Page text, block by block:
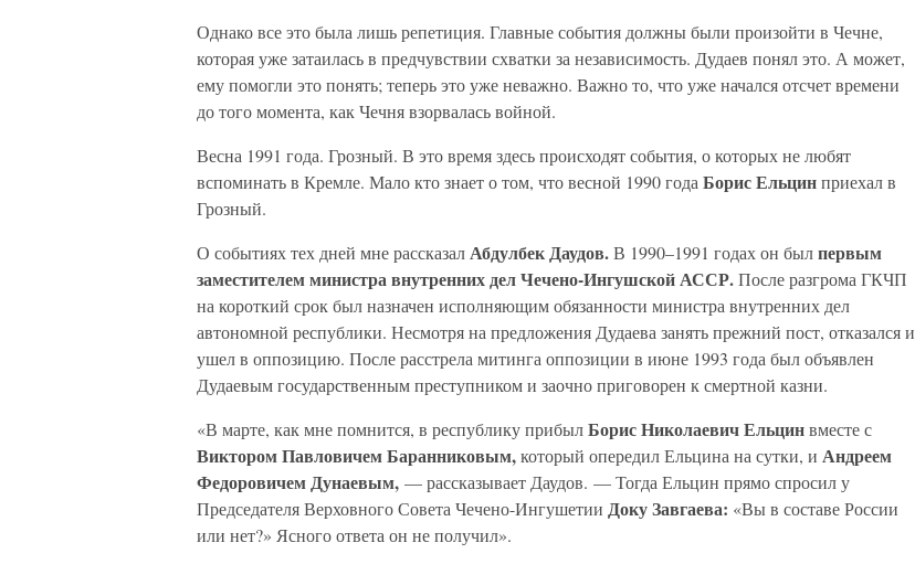
Однако все это была лишь репетиция. Главные события должны были произойти в Чечне,
которая уже затаилась в предчувствии схватки за независимость. Дудаев понял это. А может,
ему помогли это понять; теперь это уже неважно. Важно то, что уже начался отсчет времени
до того момента, как Чечня взорвалась войной.
Весна 1991 года. Грозный. В это время здесь происходят события, о которых не любят
вспоминать в Кремле. Мало кто знает о том, что весной 1990 года Борис Ельцинприехал в
Грозный.
О событиях тех дней мне рассказалАбдулбек Даудов.В 1990–1991 годах он былпервым
заместителем министра внутренних дел Чечено-Ингушской АССР.После разгрома ГКЧП
на короткий срок был назначен исполняющим обязанности министра внутренних дел
автономной республики. Несмотря на предложения Дудаева занять прежний пост, отказался и
ушел в оппозицию. После расстрела митинга оппозиции в июне 1993 года был объявлен
Дудаевым государственным преступником и заочно приговорен к смертной казни.
«В марте, как мне помнится, в республику прибылБорис Николаевич Ельцинвместе с
Виктором Павловичем Баранниковым,который опередил Ельцина на сутки, и Андреем
Федоровичем Дунаевым, — рассказывает Даудов. — Тогда Ельцин прямо спросил у
Председателя Верховного Совета Чечено-Ингушетии Доку Завгаева: «Вы в составе России
или нет?» Ясного ответа он не получил».